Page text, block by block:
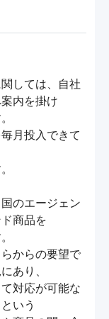
しては、自社
内を掛け
月投入できて
のエージェン
商品を
からの要望で
あり、
対応が可能な
いう